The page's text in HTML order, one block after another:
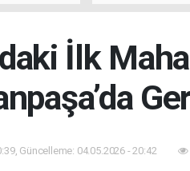
İlk
Güncelleme: 04.05.2026 - 20:42